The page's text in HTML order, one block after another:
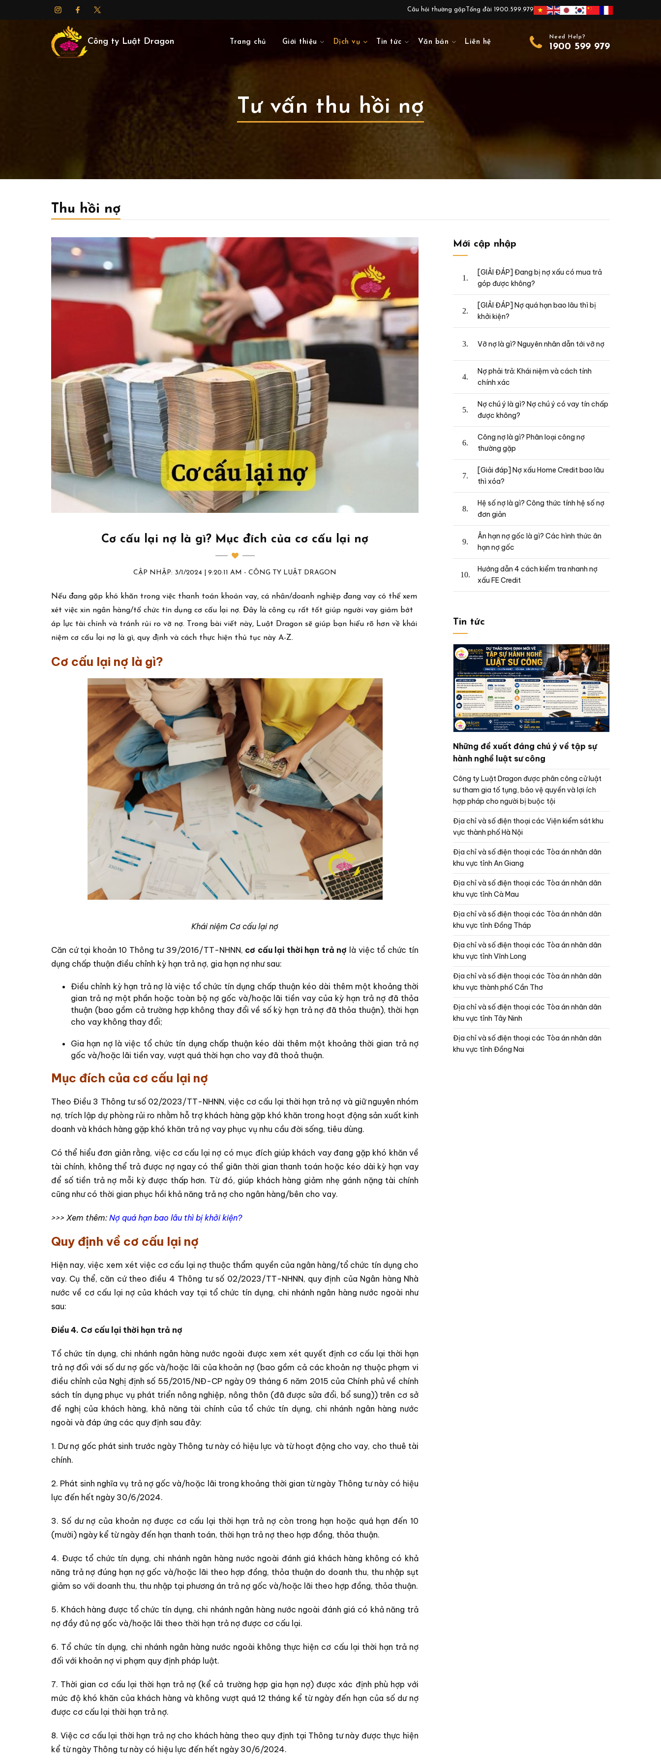
Câu hỏi thường gặp Tổng đài 1900.599.979
Công ty Luật Dragon Trang chủ Giới thiệu Dịch vụ Tin tức Văn bản Liên hệ
Need Help?
1900 599 979
Tư vấn thu hồi nợ
Thu hồi nợ
Cơ cấu lại nợ là gì? Mục đích của cơ cấu lại nợ
CẬP NHẬP: 3/1/2024 | 9:20:11 AM - CÔNG TY LUẬT DRAGON
Nếu đang gặp khó khăn trong việc thanh toán khoản vay, cá nhân/doanh nghiệp đang vay có thể xem
xét việc xin ngân hàng/tổ chức tín dụng cơ cấu lại nợ. Đây là công cụ rất tốt giúp người vay giảm bớt
áp lực tài chính và tránh rủi ro vỡ nợ. Trong bài viết này, Luật Dragon sẽ giúp bạn hiểu rõ hơn về khái
niệm cơ cấu lại nợ là gì, quy định và cách thực hiện thủ tục này A-Z.
Cơ cấu lại nợ là gì?
Khái niệm Cơ cấu lại nợ
Căn cứ tại khoản 10 Thông tư 39/2016/TT-NHNN, cơ cấu lại thời hạn trả nợ là việc tổ chức tín
dụng chấp thuận điều chỉnh kỳ hạn trả nợ, gia hạn nợ như sau:
Điều chỉnh kỳ hạn trả nợ là việc tổ chức tín dụng chấp thuận kéo dài thêm một khoảng thời
gian trả nợ một phần hoặc toàn bộ nợ gốc và/hoặc lãi tiền vay của kỳ hạn trả nợ đã thỏa
thuận (bao gồm cả trường hợp không thay đổi về số kỳ hạn trả nợ đã thỏa thuận), thời hạn
cho vay không thay đổi;
Gia hạn nợ là việc tổ chức tín dụng chấp thuận kéo dài thêm một khoảng thời gian trả nợ
gốc và/hoặc lãi tiền vay, vượt quá thời hạn cho vay đã thoả thuận.
Mục đích của cơ cấu lại nợ
Theo Điều 3 Thông tư số 02/2023/TT-NHNN, việc cơ cấu lại thời hạn trả nợ và giữ nguyên nhóm
nợ, trích lập dự phòng rủi ro nhằm hỗ trợ khách hàng gặp khó khăn trong hoạt động sản xuất kinh
doanh và khách hàng gặp khó khăn trả nợ vay phục vụ nhu cầu đời sống, tiêu dùng.
Có thể hiểu đơn giản rằng, việc cơ cấu lại nợ có mục đích giúp khách vay đang gặp khó khăn về
tài chính, không thể trả được nợ ngay có thể giãn thời gian thanh toán hoặc kéo dài kỳ hạn vay
để số tiền trả nợ mỗi kỳ được thấp hơn. Từ đó, giúp khách hàng giảm nhẹ gánh nặng tài chính
cũng như có thời gian phục hồi khả năng trả nợ cho ngân hàng/bên cho vay.
>>> Xem thêm: Nợ quá hạn bao lâu thì bị khởi kiện?
Quy định về cơ cấu lại nợ
Hiện nay, việc xem xét việc cơ cấu lại nợ thuộc thẩm quyền của ngân hàng/tổ chức tín dụng cho
vay. Cụ thể, căn cứ theo điều 4 Thông tư số 02/2023/TT-NHNN, quy định của Ngân hàng Nhà
nước về cơ cấu lại nợ của khách vay tại tổ chức tín dụng, chi nhánh ngân hàng nước ngoài như
sau:
Điều 4. Cơ cấu lại thời hạn trả nợ
Tổ chức tín dụng, chi nhánh ngân hàng nước ngoài được xem xét quyết định cơ cấu lại thời hạn
trả nợ đối với số dư nợ gốc và/hoặc lãi của khoản nợ (bao gồm cả các khoản nợ thuộc phạm vi
điều chỉnh của Nghị định số 55/2015/NĐ-CP ngày 09 tháng 6 năm 2015 của Chính phủ về chính
sách tín dụng phục vụ phát triển nông nghiệp, nông thôn (đã được sửa đổi, bổ sung)) trên cơ sở
đề nghị của khách hàng, khả năng tài chính của tổ chức tín dụng, chi nhánh ngân hàng nước
ngoài và đáp ứng các quy định sau đây:
1. Dư nợ gốc phát sinh trước ngày Thông tư này có hiệu lực và từ hoạt động cho vay, cho thuê tài
chính.
2. Phát sinh nghĩa vụ trả nợ gốc và/hoặc lãi trong khoảng thời gian từ ngày Thông tư này có hiệu
lực đến hết ngày 30/6/2024.
3. Số dư nợ của khoản nợ được cơ cấu lại thời hạn trả nợ còn trong hạn hoặc quá hạn đến 10
(mười) ngày kể từ ngày đến hạn thanh toán, thời hạn trả nợ theo hợp đồng, thỏa thuận.
4. Được tổ chức tín dụng, chi nhánh ngân hàng nước ngoài đánh giá khách hàng không có khả
năng trả nợ đúng hạn nợ gốc và/hoặc lãi theo hợp đồng, thỏa thuận do doanh thu, thu nhập sụt
giảm so với doanh thu, thu nhập tại phương án trả nợ gốc và/hoặc lãi theo hợp đồng, thỏa thuận.
5. Khách hàng được tổ chức tín dụng, chi nhánh ngân hàng nước ngoài đánh giá có khả năng trả
nợ đầy đủ nợ gốc và/hoặc lãi theo thời hạn trả nợ được cơ cấu lại.
6. Tổ chức tín dụng, chi nhánh ngân hàng nước ngoài không thực hiện cơ cấu lại thời hạn trả nợ
đối với khoản nợ vi phạm quy định pháp luật.
7. Thời gian cơ cấu lại thời hạn trả nợ (kể cả trường hợp gia hạn nợ) được xác định phù hợp với
mức độ khó khăn của khách hàng và không vượt quá 12 tháng kể từ ngày đến hạn của số dư nợ
được cơ cấu lại thời hạn trả nợ.
8. Việc cơ cấu lại thời hạn trả nợ cho khách hàng theo quy định tại Thông tư này được thực hiện
kể từ ngày Thông tư này có hiệu lực đến hết ngày 30/6/2024.
Mới cập nhập
[GIẢI ĐÁP] Đang bị nợ xấu có mua trả
góp được không?
[GIẢI ĐÁP] Nợ quá hạn bao lâu thì bị
khởi kiện?
Vỡ nợ là gì? Nguyên nhân dẫn tới vỡ nợ
Nợ phải trả: Khái niệm và cách tính
chính xác
Nợ chú ý là gì? Nợ chú ý có vay tín chấp
được không?
Công nợ là gì? Phân loại công nợ
thường gặp
[Giải đáp] Nợ xấu Home Credit bao lâu
thì xóa?
Hệ số nợ là gì? Công thức tính hệ số nợ
đơn giản
Ân hạn nợ gốc là gì? Các hình thức ân
hạn nợ gốc
Hướng dẫn 4 cách kiểm tra nhanh nợ
xấu FE Credit
Tin tức
Những đề xuất đáng chú ý về tập sự
hành nghề luật sư công
Công ty Luật Dragon được phân công cử luật
sư tham gia tố tụng, bảo vệ quyền và lợi ích
hợp pháp cho người bị buộc tội
Địa chỉ và số điện thoại các Viện kiểm sát khu
vực thành phố Hà Nội
Địa chỉ và số điện thoại các Tòa án nhân dân
khu vực tỉnh An Giang
Địa chỉ và số điện thoại các Tòa án nhân dân
khu vực tỉnh Cà Mau
Địa chỉ và số điện thoại các Tòa án nhân dân
khu vực tỉnh Đồng Tháp
Địa chỉ và số điện thoại các Tòa án nhân dân
khu vực tỉnh Vĩnh Long
Địa chỉ và số điện thoại các Tòa án nhân dân
khu vực thành phố Cần Thơ
Địa chỉ và số điện thoại các Tòa án nhân dân
khu vực tỉnh Tây Ninh
Địa chỉ và số điện thoại các Tòa án nhân dân
khu vực tỉnh Đồng Nai